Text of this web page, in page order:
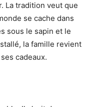
La tradition veut que
se cache dans
sous le sapin et le
la famille revient
cadeaux.